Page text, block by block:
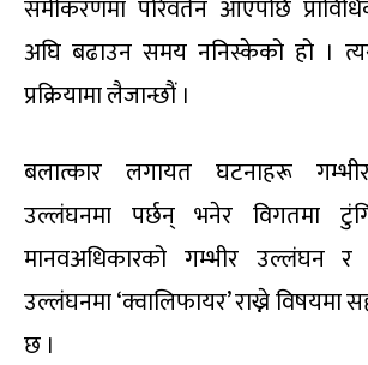
समीकरणमा परिवर्तन आएपछि
अघि बढाउन समय ननिस्केको हो ।
प्रक्रियामा लैजान्छौं ।
बलात्कार लगायत घटनाहरू
उल्लंघनमा पर्छन् भनेर विगतमा
मानवअधिकारको गम्भीर उल्लंघन र
उल्लंघनमा ‘क्वालिफायर’ राख्ने
छ ।